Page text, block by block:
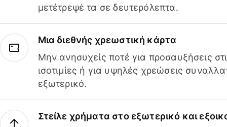
μετέτρεψέ τα σε δευτερόλεπτα.
Μια διεθνής χρεωστική κάρτα
Μην ανησυχείς ποτέ για προσαυξήσεις
ισοτιμίες ή για υψηλές χρεώσεις
εξωτερικό.
Στείλε χρήματα στο εξωτερικό και